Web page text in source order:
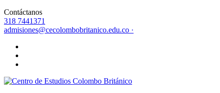
Contáctanos
318 7441371
admisiones@cecolombobritanico.edu.co ·